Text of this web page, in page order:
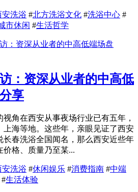
安洗浴 #北方洗浴文化 #洗浴中心 #
市休闲 #生活哲学
：资深从业者的中高低
享
角在西安从事夜场行业已有五年，
上海等地。这些年，亲眼见证了西安
长春洗浴全国闻名，那么西安近些年
价格、质量乃至某...
安洗浴 #休闲娱乐 #消费指南 #中端
#生活体验